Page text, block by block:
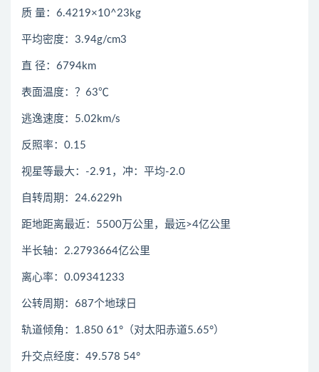
质 量：6.4219×10^23kg
平均密度：3.94g/cm3
直 径：6794km
表面温度：？63℃
逃逸速度：5.02km/s
反照率：0.15
视星等最大：-2.91，冲：平均-2.0
自转周期：24.6229h
距地距离最近：5500万公里，最远>4亿公里
半长轴：2.2793664亿公里
离心率：0.09341233
公转周期：687个地球日
轨道倾角：1.850 61°（对太阳赤道5.65°）
升交点经度：49.578 54°